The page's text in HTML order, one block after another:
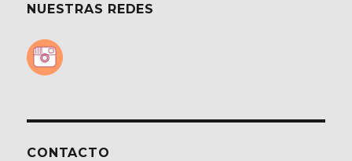
NUESTRAS REDES
CONTACTO